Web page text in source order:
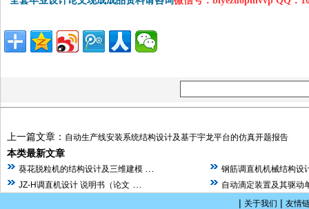
上一篇文章： 自动生产线安装系统结构设计及基于宇龙平台的仿真开题报告
本类最新文章
葵花脱粒机的结构设计及三维建模
钢筋调直机机械结构设
JZ-H调直机设计 说明书（论文
自动滴定装置及其驱动
| 关于我们 | 友情